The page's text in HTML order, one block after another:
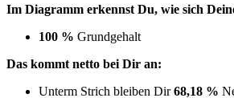
Im Diagramm erkennst Du, wie sich
100 % Grundgehalt
Das kommt netto bei Dir an:
Unterm Strich bleiben Dir68,18 %